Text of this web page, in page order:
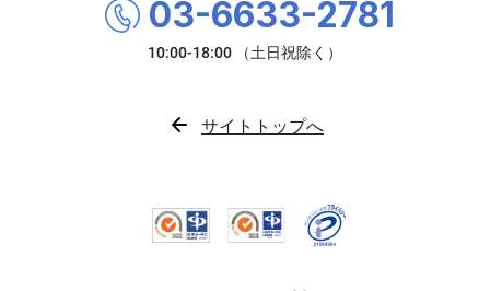
03-6633-2781
サイトトップへ